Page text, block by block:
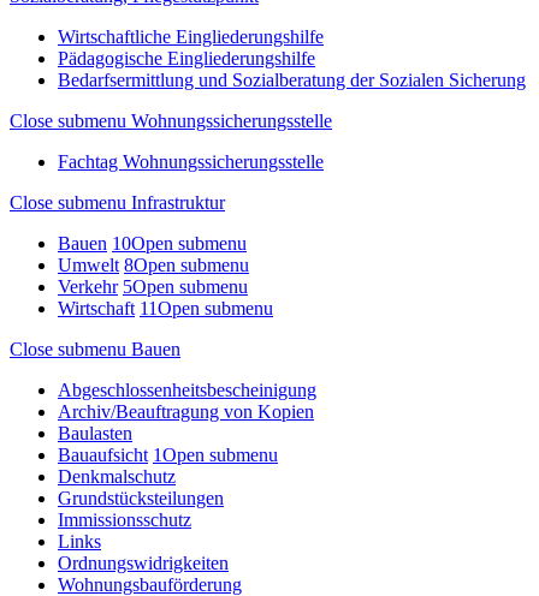
Wirtschaftliche Eingliederungshilfe
Pädagogische Eingliederungshilfe
Bedarfsermittlung und Sozialberatung der Sozialen Sicherung
Close submenu Wohnungssicherungsstelle
Fachtag Wohnungssicherungsstelle
Close submenu Infrastruktur
Bauen 10Open submenu
Umwelt 8Open submenu
Verkehr 5Open submenu
Wirtschaft 11Open submenu
Close submenu Bauen
Abgeschlossenheitsbescheinigung
Archiv/Beauftragung von Kopien
Baulasten
Bauaufsicht 1Open submenu
Denkmalschutz
Grundstücksteilungen
Immissionsschutz
Links
Ordnungswidrigkeiten
Wohnungsbauförderung